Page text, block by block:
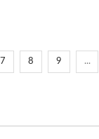
7 8 9 ...